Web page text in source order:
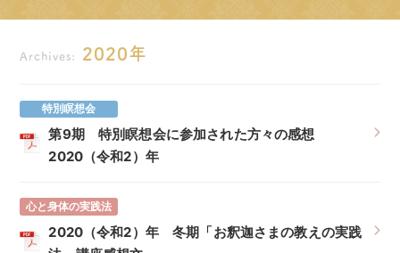
Archives: 2020年
特別瞑想会
第9期 特別瞑想会に参加された方々の感想
2020（令和2）年
心と身体の実践法
2020（令和2）年 冬期「お釈迦さまの教えの実践